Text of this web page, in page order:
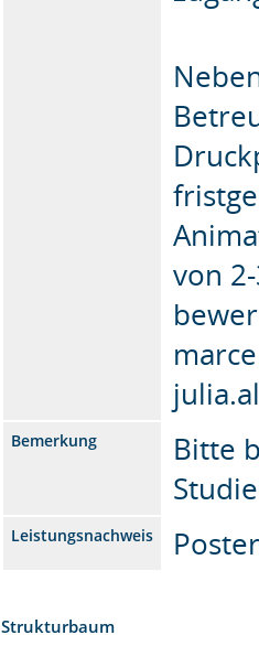
von
Bemerkung
Bitte
Leistungsnachweis
Strukturbaum